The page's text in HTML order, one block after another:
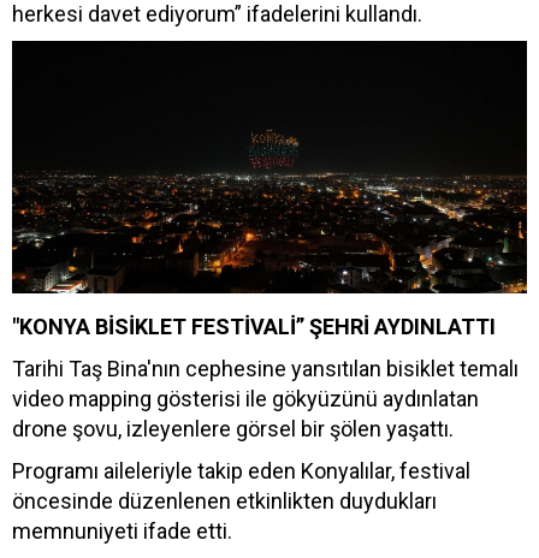
herkesi davet ediyorum” ifadelerini kullandı.
"KONYA BİSİKLET FESTİVALİ” ŞEHRİ AYDINLATTI
Tarihi Taş Bina'nın cephesine yansıtılan bisiklet temalı
video mapping gösterisi ile gökyüzünü aydınlatan
drone şovu, izleyenlere görsel bir şölen yaşattı.
Programı aileleriyle takip eden Konyalılar, festival
öncesinde düzenlenen etkinlikten duydukları
memnuniyeti ifade etti.